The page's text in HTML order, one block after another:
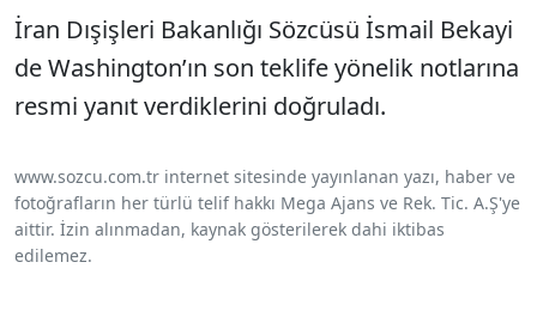
İran Dışişleri Bakanlığı Sözcüsü İsmail Bekayi
de Washington’ın son teklife yönelik notlarına
resmi yanıt verdiklerini doğruladı.
www.sozcu.com.tr internet sitesinde yayınlanan yazı, haber ve
fotoğrafların her türlü telif hakkı Mega Ajans ve Rek. Tic. A.Ş'ye
aittir. İzin alınmadan, kaynak gösterilerek dahi iktibas
edilemez.